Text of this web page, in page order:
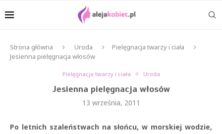
Strona główna Uroda
Pielęgnacja twarzy i ciała
Jesienna pielęgnacja włosów
Pielęgnacja twarzy i ciała Uroda
Jesienna pielęgnacja włosów
13 września, 2011
Po letnich szaleństwach na słońcu, w morskiej wodzie,